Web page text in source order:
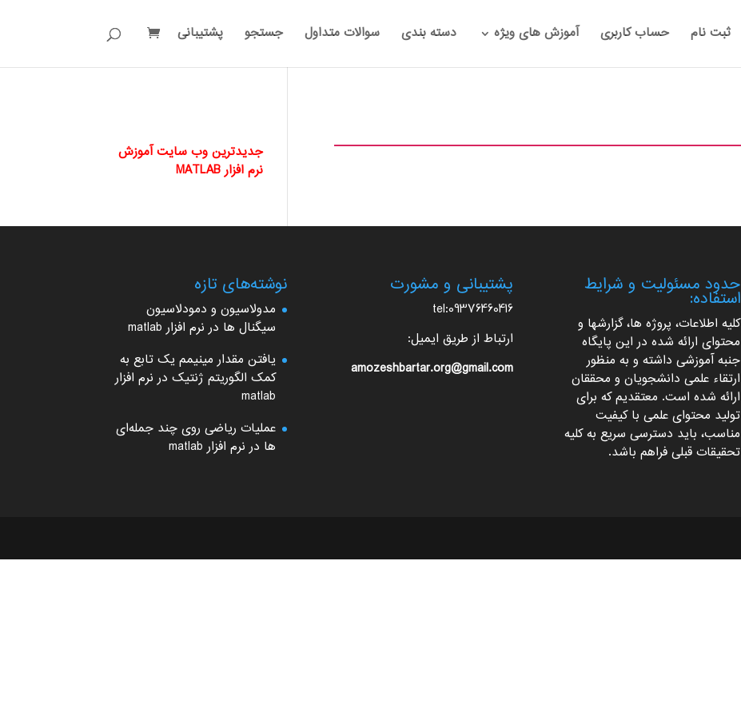
ثبت نام حساب کاربری آموزش های ویژه دسته بندی سوالات متداول جستجو پشتیبانی
جدیدترین وب سایت آموزش
نرم افزار MATLAB
نوشته‌های تازه
مدولاسیون و دمودلاسیون
سیگنال ها در نرم افزار matlab
یافتن مقدار مینیمم یک تابع به
کمک الگوریتم ژنتیک در نرم افزار
matlab
عملیات ریاضی روی چند جمله‌ای
ها در نرم افزار matlab
پشتیبانی و مشورت
tel:09376460416
ارتباط از طریق ایمیل:
amozeshbartar.org@gmail.com
حدود مسئولیت و شرایط
استفاده:
کلیه اطلاعات، پروژه ها، گزارشها و
محتوای ارائه شده در این پایگاه
جنبه آموزشی داشته و به منظور
ارتقاء علمی دانشجویان و محققان
ارائه شده است. معتقدیم که برای
تولید محتوای علمی با کیفیت
مناسب، باید دسترسی سریع به کلیه
تحقیقات قبلی فراهم باشد.